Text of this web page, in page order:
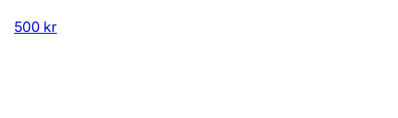
500 kr